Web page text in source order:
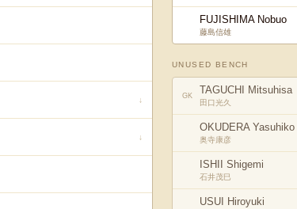
↓
↓
FUJISHIMA Nobuo
藤島信雄
UNUSED BENCH
GK TAGUCHI Mitsuhisa
田口光久
OKUDERA Yasuhiko
奥寺康彦
ISHII Shigemi
石井茂巳
USUI Hiroyuki